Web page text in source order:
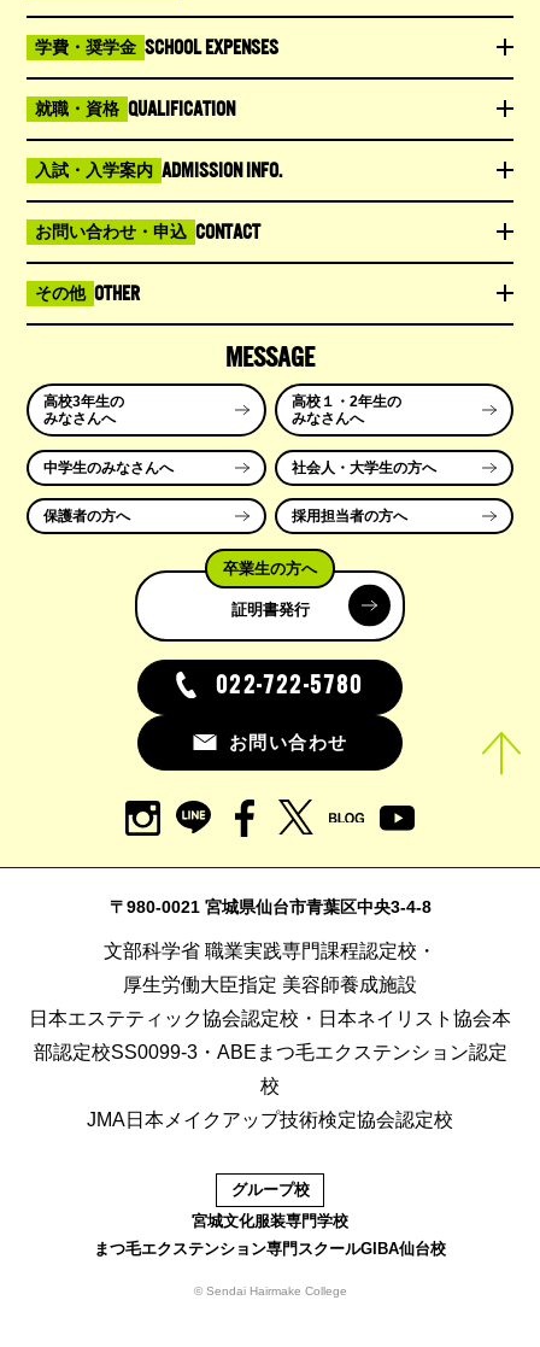
学費・奨学金 SCHOOL EXPENSES
就職・資格 QUALIFICATION
入試・入学案内 ADMISSION INFO.
お問い合わせ・申込 CONTACT
その他 OTHER
MESSAGE
高校3年生の
みなさんへ
高校１・2年生の
みなさんへ
中学生のみなさんへ 社会人・大学生の方へ
保護者の方へ 採用担当者の方へ
卒業生の方へ
証明書発行
022-722-5780
お問い合わせ
〒980-0021 宮城県仙台市青葉区中央3-4-8
文部科学省 職業実践専門課程認定校・
厚生労働大臣指定 美容師養成施設
日本エステティック協会認定校・日本ネイリスト協会本
部認定校SS0099-3・ABEまつ毛エクステンション認定
校
JMA日本メイクアップ技術検定協会認定校
グループ校
宮城文化服装専門学校
まつ毛エクステンション専門スクールGIBA仙台校
© Sendai Hairmake College